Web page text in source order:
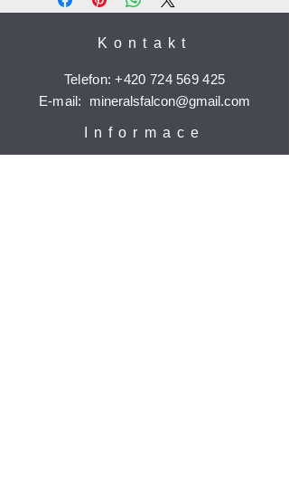
Kontakt
Telefon:+420 724 569 425
E-mail: mineralsfalcon@gmail.com
Informace